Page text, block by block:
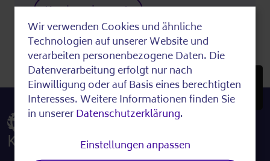
Kopie anlegen
NACH
OBEN
Kontakt
Use
of
personal
data
and
cookies
Wir verwenden Cookies und ähnliche
Technologien auf unserer Website und
verarbeiten personenbezogene Daten. Die
Datenverarbeitung erfolgt nur nach
Einwilligung oder auf Basis eines berechtigten
Interesses. Weitere Informationen finden Sie
in unsererDatenschutzerklärung.
Einstellungen anpassen